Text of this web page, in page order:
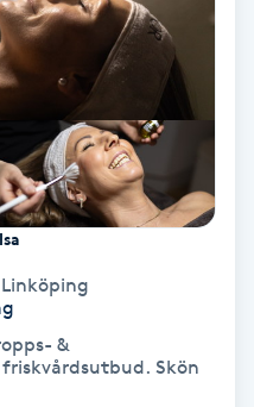
Linköping
&
Skön